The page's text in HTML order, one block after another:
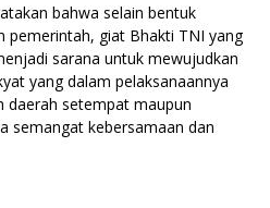
bahwa selain bentuk
pemerintah, giat Bhakti TNI yang
sarana untuk mewujudkan
yang dalam pelaksanaannya
daerah setempat maupun
semangat kebersamaan dan